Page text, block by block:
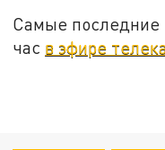
Самые последние
час в эфире